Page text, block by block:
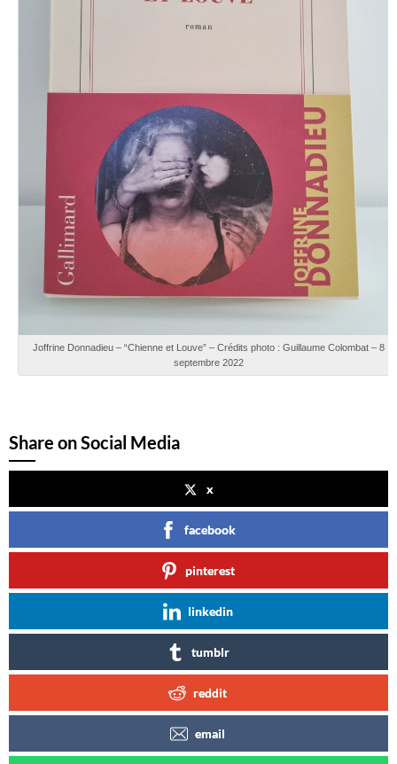
Joffrine Donnadieu – “Chienne et Louve” – Crédits photo : Guillaume Colombat – 8
septembre 2022
Share on Social Media
x
facebook
pinterest
linkedin
tumblr
reddit
email